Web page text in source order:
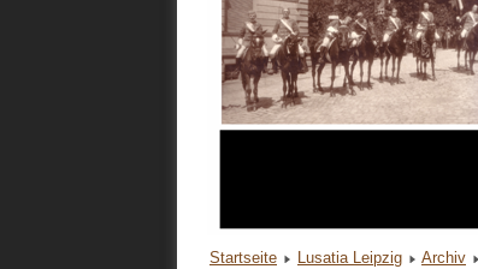
Startseite Lusatia Leipzig Archiv